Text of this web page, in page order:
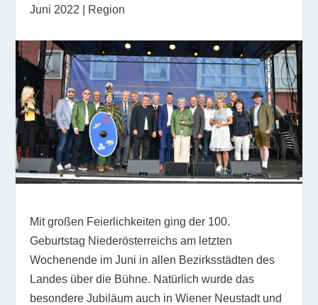
Juni 2022
Region
Mit großen Feierlichkeiten ging der 100.
Geburtstag Niederösterreichs am letzten
Wochenende im Juni in allen Bezirksstädten des
Landes über die Bühne. Natürlich wurde das
besondere Jubiläum auch in Wiener Neustadt und